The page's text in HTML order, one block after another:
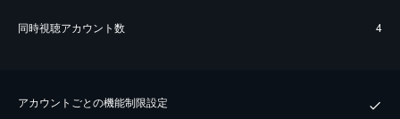
同時視聴アカウント数 4
アカウントごとの機能制限設定